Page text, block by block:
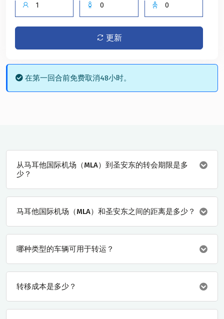
更新
在第一回合前免费取消48小时。
从马耳他国际机场（MLA）到圣安东的转会期限是多
少？
马耳他国际机场（MLA）和圣安东之间的距离是多少？
哪种类型的车辆可用于转运？
转移成本是多少？